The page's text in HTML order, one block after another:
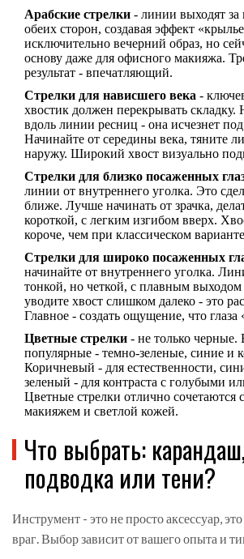
Арабские стрелки - линии выходят за
обеих сторон, создавая эффект
исключительно вечерний образ, но
основу даже для офисного макияжа.
результат - впечатляющий.
Стрелки для нависшего века -
хвостик должен перекрывать складку.
вдоль линии ресниц - она исчезнет
Начинайте от середины века, тяните
наружу. Широкий хвост визуально
Стрелки для близко посаженных
линии от внутреннего уголка. Это
ближе. Лучше начинать от зрачка,
короткой, с легким изгибом вверх.
короче, чем при классическом
Стрелки для широко посаженных
начинайте от внутреннего уголка.
тонкой, но четкой, с плавным
уводите хвост слишком далеко - это
Главное - создать ощущение, что
Цветные стрелки - не только
популярные - темно-зеленые, синие и
Коричневый - для естественности,
зеленый - для контраста с голубыми
Цветные стрелки отлично сочетаются
макияжем и светлой кожей.
Что выбрать:
подводка или тени?
Инструмент - это не просто аксессуар,
враг. Выбор зависит от вашего опыта и